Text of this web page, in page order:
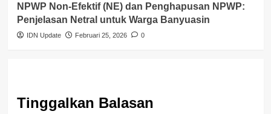
NPWP Non-Efektif (NE) dan Penghapusan NPWP:
Penjelasan Netral untuk Warga Banyuasin
IDN Update Februari 25, 2026 0
Tinggalkan Balasan